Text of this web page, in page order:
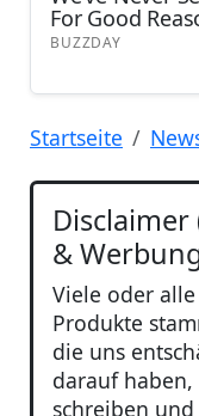
Startseite
&
Viele oder
Produkte
die uns
darauf
schreiben